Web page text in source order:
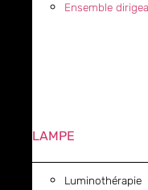
Ensemble
LAMPE
Luminothérapie